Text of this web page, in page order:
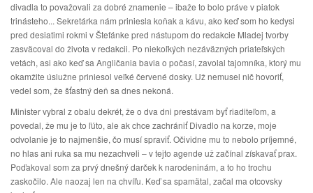
divadla to považovali za dobré znamenie – ibaže to bolo práve v piatok
trinásteho... Sekretárka nám priniesla koňak a kávu, ako keď som ho kedysi
pred desiatimi rokmi v Štefánke pred nástupom do redakcie Mladej tvorby
zasväcoval do života v redakcii. Po niekoľkých nezáväzných priateľských
vetách, asi ako keď sa Angličania bavia o počasí, zavolal tajomníka, ktorý mu
okamžite úslužne priniesol veľké červené dosky. Už nemusel nič hovoriť,
vedel som, že šťastný deň sa dnes nekoná.
Minister vybral z obalu dekrét, že o dva dni prestávam byť riaditeľom, a
povedal, že mu je to ľúto, ale ak chce zachrániť Divadlo na korze, moje
odvolanie je to najmenšie, čo musí spraviť. Očividne mu to nebolo príjemné,
no hlas ani ruka sa mu nezachveli – v tejto agende už začínal získavať prax.
Poďakoval som za prvý dnešný darček k narodeninám, a to ho trochu
zaskočilo. Ale naozaj len na chvíľu. Keď sa spamätal, začal ma otcovsky